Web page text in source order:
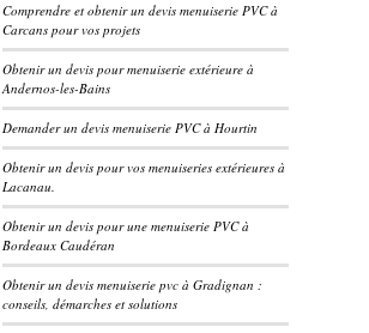
Comprendre et obtenir un devis menuiserie PVC à
Carcans pour vos projets
Obtenir un devis pour menuiserie extérieure à
Andernos-les-Bains
Demander un devis menuiserie PVC à Hourtin
Obtenir un devis pour vos menuiseries extérieures à
Lacanau.
Obtenir un devis pour une menuiserie PVC à
Bordeaux Caudéran
Obtenir un devis menuiserie pvc à Gradignan :
conseils, démarches et solutions